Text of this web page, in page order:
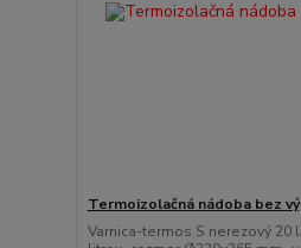
Termoizolačná nádoba bez
Varnica-termos S nerezový 20